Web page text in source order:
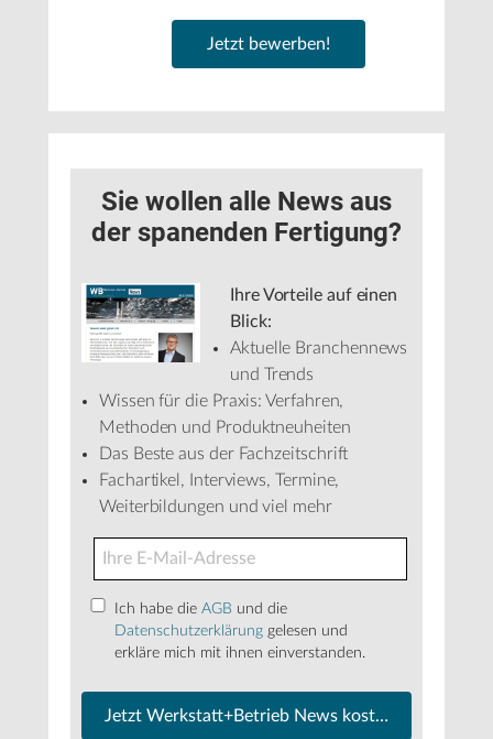
Jetzt bewerben!
Sie wollen alle News aus
der spanenden Fertigung?
Ihre Vorteile auf einen
Blick:
Aktuelle Branchennews
und Trends
Wissen für die Praxis: Verfahren,
Methoden und Produktneuheiten
Das Beste aus der Fachzeitschrift
Fachartikel, Interviews, Termine,
Weiterbildungen und viel mehr
Ich habe die AGB und die
Datenschutzerklärung gelesen und
erkläre mich mit ihnen einverstanden.
Jetzt Werkstatt+Betrieb News kostenfrei